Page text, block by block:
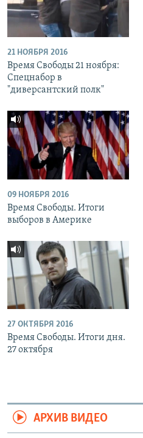
21 НОЯБРЯ 2016
Время Свободы 21 ноября:
Спецнабор в
"диверсантский полк"
09 НОЯБРЯ 2016
Время Свободы. Итоги
выборов в Америке
27 ОКТЯБРЯ 2016
Время Свободы. Итоги дня.
27 октября
АРХИВ ВИДЕО